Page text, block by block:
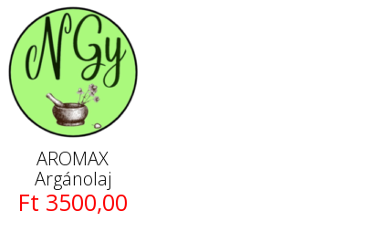
AROMAX
Argánolaj
Ft 3500,00